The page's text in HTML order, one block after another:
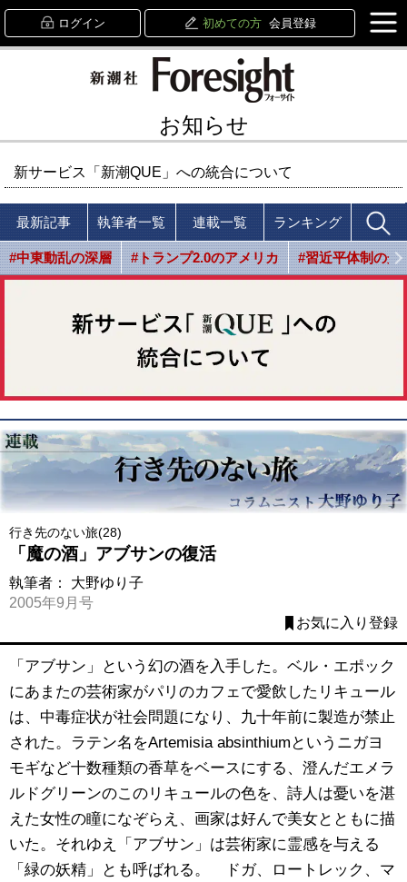
ログイン 初めての方 会員登録
お知らせ
新サービス「新潮QUE」への統合について
最新記事 執筆者一覧 連載一覧 ランキング
#中東動乱の深層 #トランプ2.0のアメリカ #習近平体制の光
行き先のない旅(28)
「魔の酒」アブサンの復活
執筆者： 大野ゆり子
2005年9月号
お気に入り登録
「アブサン」という幻の酒を入手した。ベル・エポック
にあまたの芸術家がパリのカフェで愛飲したリキュール
は、中毒症状が社会問題になり、九十年前に製造が禁止
された。ラテン名をArtemisia absinthiumというニガヨ
モギなど十数種類の香草をベースにする、澄んだエメラ
ルドグリーンのこのリキュールの色を、詩人は憂いを湛
えた女性の瞳になぞらえ、画家は好んで美女とともに描
いた。それゆえ「アブサン」は芸術家に霊感を与える
「緑の妖精」とも呼ばれる。 ドガ、ロートレック、マ